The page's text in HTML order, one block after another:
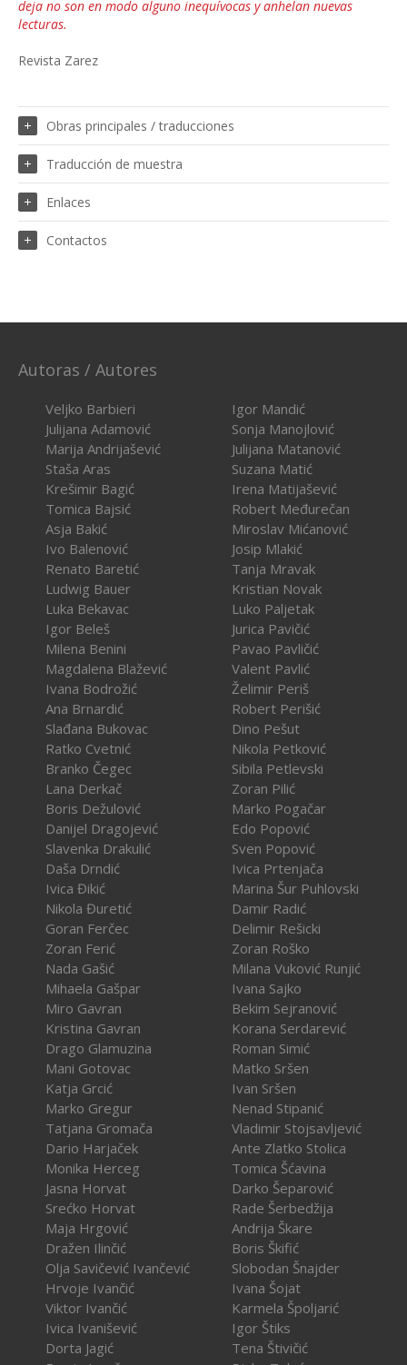
deja no son en modo alguno inequívocas y anhelan nuevas
lecturas.
Revista Zarez
Obras principales / traducciones
Traducción de muestra
Enlaces
Contactos
Autoras / Autores
Veljko Barbieri
Julijana Adamović
Marija Andrijašević
Staša Aras
Krešimir Bagić
Tomica Bajsić
Asja Bakić
Ivo Balenović
Renato Baretić
Ludwig Bauer
Luka Bekavac
Igor Beleš
Milena Benini
Magdalena Blažević
Ivana Bodrožić
Ana Brnardić
Slađana Bukovac
Ratko Cvetnić
Branko Čegec
Lana Derkač
Boris Dežulović
Danijel Dragojević
Slavenka Drakulić
Daša Drndić
Ivica Đikić
Nikola Đuretić
Goran Ferčec
Zoran Ferić
Nada Gašić
Mihaela Gašpar
Miro Gavran
Kristina Gavran
Drago Glamuzina
Mani Gotovac
Katja Grcić
Marko Gregur
Tatjana Gromača
Dario Harjaček
Monika Herceg
Jasna Horvat
Srećko Horvat
Maja Hrgović
Dražen Ilinčić
Olja Savičević Ivančević
Hrvoje Ivančić
Viktor Ivančić
Ivica Ivanišević
Dorta Jagić
Igor Mandić
Sonja Manojlović
Julijana Matanović
Suzana Matić
Irena Matijašević
Robert Međurečan
Miroslav Mićanović
Josip Mlakić
Tanja Mravak
Kristian Novak
Luko Paljetak
Jurica Pavičić
Pavao Pavličić
Valent Pavlić
Želimir Periš
Robert Perišić
Dino Pešut
Nikola Petković
Sibila Petlevski
Zoran Pilić
Marko Pogačar
Edo Popović
Sven Popović
Ivica Prtenjača
Marina Šur Puhlovski
Damir Radić
Delimir Rešicki
Zoran Roško
Milana Vuković Runjić
Ivana Sajko
Bekim Sejranović
Korana Serdarević
Roman Simić
Matko Sršen
Ivan Sršen
Nenad Stipanić
Vladimir Stojsavljević
Ante Zlatko Stolica
Tomica Šćavina
Darko Šeparović
Rade Šerbedžija
Andrija Škare
Boris Škifić
Slobodan Šnajder
Ivana Šojat
Karmela Špoljarić
Igor Štiks
Tena Štivičić